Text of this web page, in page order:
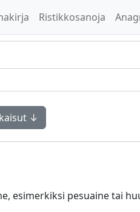
Ristikkosanoja
↓
esimerkiksi pesuaine tai